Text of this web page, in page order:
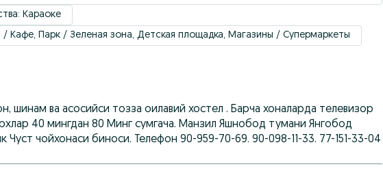
Караоке
Кафе, Парк / Зеленая зона, Детская площадка, Магазины / Супермаркеты
шинам ва асосийси тозза оилавий хостел . Барча хоналарда телевизор
40 мингдан 80 Минг сумгача. Манзил Яшнобод тумани Янгобод
Чуст чойхонаси биноси. Телефон 90-959-70-69. 90-098-11-33. 77-151-33-04